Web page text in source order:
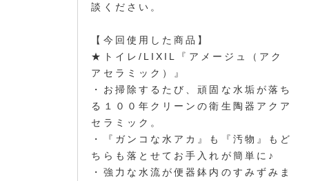
談ください。
【今回使用した商品】
★トイレ/LIXIL『アメージュ（アク
アセラミック）』
・お掃除するたび、頑固な水垢が落ち
る１００年クリーンの衛生陶器アクア
セラミック。
・『ガンコな水アカ』も『汚物』もど
ちらも落とせてお手入れが簡単に♪
・強力な水流が便器鉢内のすみずみま